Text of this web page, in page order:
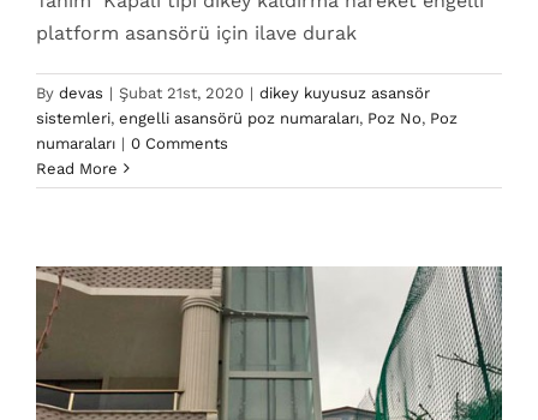
platform asansörü için ilave durak
By devas | Şubat 21st, 2020 | dikey kuyusuz asansör
sistemleri, engelli asansörü poz numaraları, Poz No, Poz
numaraları | 0 Comments
Read More
924.080 Poz No
dikey kuyusuz asansör sistemleri
poz numaraları Poz No Poz numaraları